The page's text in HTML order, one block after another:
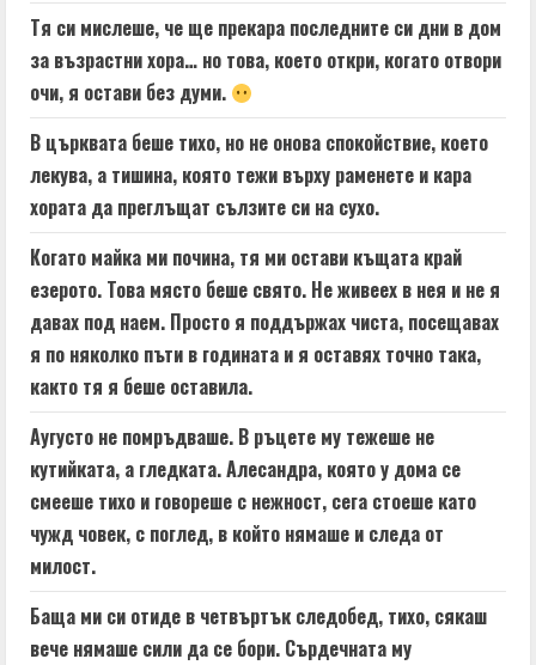
Тя си мислеше, че ще прекара последните си дни в дом
за възрастни хора… но това, което откри, когато отвори
очи, я остави без думи.
В църквата беше тихо, но не онова спокойствие, което
лекува, а тишина, която тежи върху раменете и кара
хората да преглъщат сълзите си на сухо.
Когато майка ми почина, тя ми остави къщата край
езерото. Това място беше свято. Не живеех в нея и не я
давах под наем. Просто я поддържах чиста, посещавах
я по няколко пъти в годината и я оставях точно така,
както тя я беше оставила.
Аугусто не помръдваше. В ръцете му тежеше не
кутийката, а гледката. Алесандра, която у дома се
смееше тихо и говореше с нежност, сега стоеше като
чужд човек, с поглед, в който нямаше и следа от
милост.
Баща ми си отиде в четвъртък следобед, тихо, сякаш
вече нямаше сили да се бори. Сърдечната му